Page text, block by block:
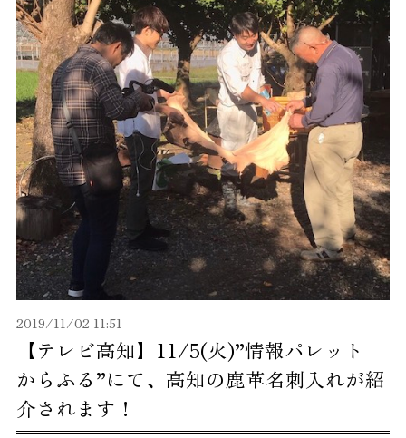
【テレビ高知】11/5(火)”情報パレット
からふる”にて、高知の鹿革名刺入れが紹
介されます！
2019/11/02 11:51